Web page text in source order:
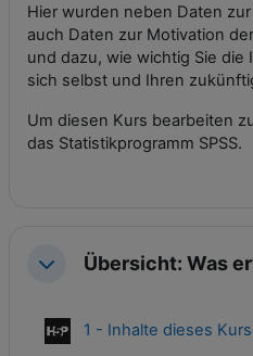
Hier wurden neben Daten
auch Daten zur Motivation
und dazu, wie wichtig Sie die
sich selbst und Ihren
Um diesen Kurs bearbeiten
das Statistikprogramm SPSS.
EinklappenÜbersicht: Was
1 - Inhalte dieses